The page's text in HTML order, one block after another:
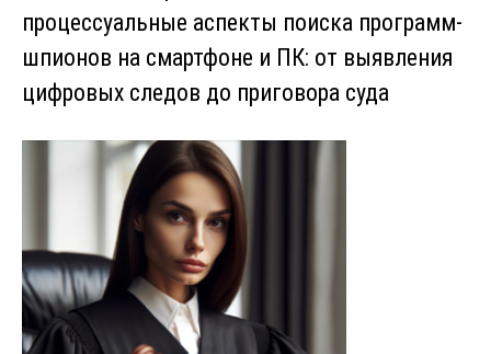
процессуальные аспекты поиска программ-
шпионов на смартфоне и ПК: от выявления
цифровых следов до приговора суда